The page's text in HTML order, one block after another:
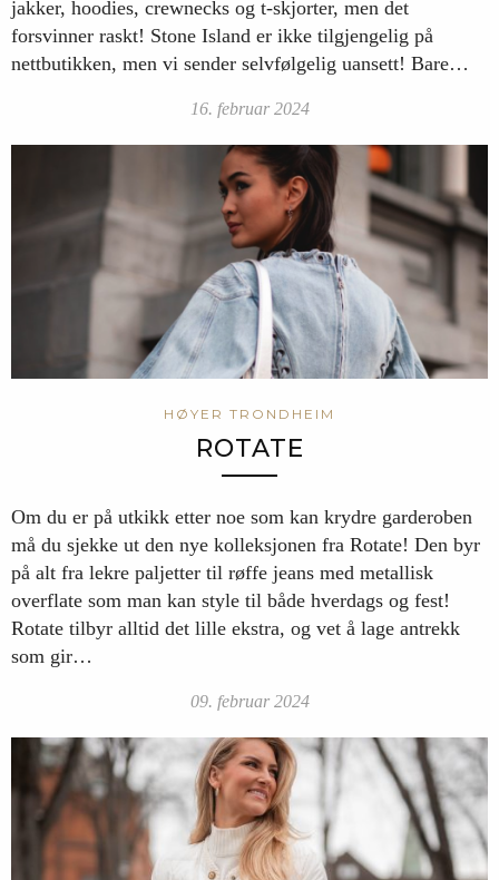
jakker, hoodies, crewnecks og t-skjorter, men det
forsvinner raskt! Stone Island er ikke tilgjengelig på
nettbutikken, men vi sender selvfølgelig uansett! Bare…
16. februar 2024
HØYER TRONDHEIM
ROTATE
Om du er på utkikk etter noe som kan krydre garderoben
må du sjekke ut den nye kolleksjonen fra Rotate! Den byr
på alt fra lekre paljetter til røffe jeans med metallisk
overflate som man kan style til både hverdags og fest!
Rotate tilbyr alltid det lille ekstra, og vet å lage antrekk
som gir…
09. februar 2024